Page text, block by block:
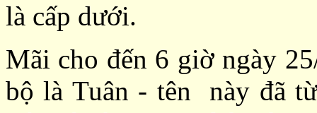
là cấp dưới.
Mãi cho đến 6 giờ ngày
bộ là Tuân - tên này đã